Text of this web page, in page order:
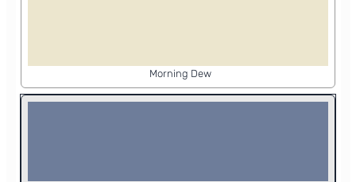
Morning Dew